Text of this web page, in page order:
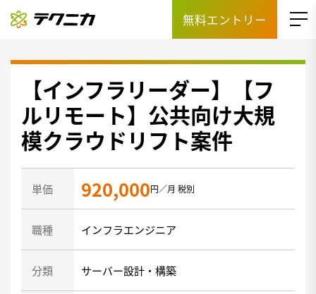
無料エントリー
【インフラリーダー】【フ
ルリモート】公共向け大規
模クラウドリフト案件
単価 920,000円／月 税別
職種 インフラエンジニア
分類 サーバー設計・構築